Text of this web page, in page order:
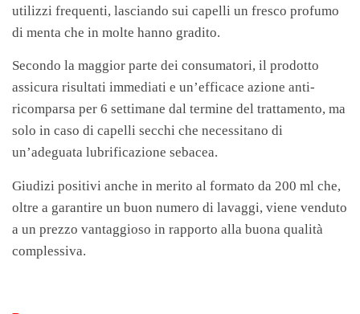
utilizzi frequenti, lasciando sui capelli un fresco profumo
di menta che in molte hanno gradito.
Secondo la maggior parte dei consumatori, il prodotto
assicura risultati immediati e un’efficace azione anti-
ricomparsa per 6 settimane dal termine del trattamento, ma
solo in caso di capelli secchi che necessitano di
un’adeguata lubrificazione sebacea.
Giudizi positivi anche in merito al formato da 200 ml che,
oltre a garantire un buon numero di lavaggi, viene venduto
a un prezzo vantaggioso in rapporto alla buona qualità
complessiva.